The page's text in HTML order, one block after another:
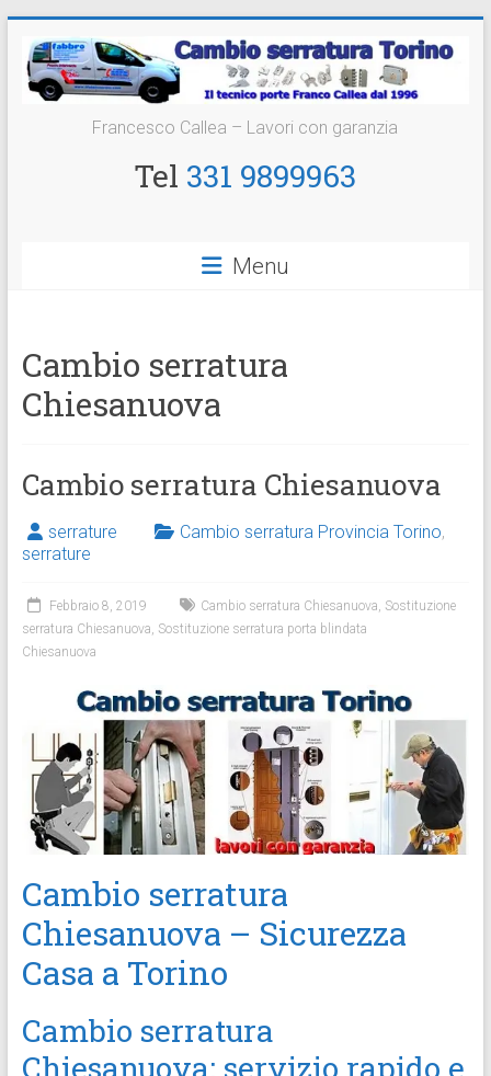
contenuto
Cambio
Serratura
Francesco Callea – Lavori con garanzia
Tel 331 9899963
Menu
Cambio serratura
Chiesanuova
Cambio serratura Chiesanuova
serrature Cambio serratura Provincia Torino,
serrature
Febbraio 8, 2019 Cambio serratura Chiesanuova, Sostituzione
serratura Chiesanuova, Sostituzione serratura porta blindata
Chiesanuova
Cambio serratura
Chiesanuova – Sicurezza
Casa a Torino
Cambio serratura